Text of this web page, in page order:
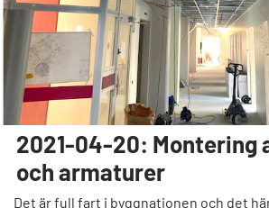
2021-04-20: Montering
och armaturer
Det är full fart i byggnationen och det